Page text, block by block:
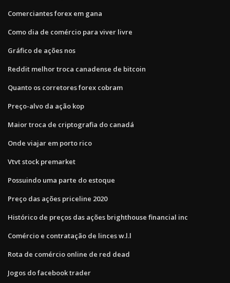
Comerciantes forex em gana
Como dia de comércio para viver livre
Gráfico de ações nos
Reddit melhor troca canadense de bitcoin
Quanto os corretores forex cobram
Preço-alvo da ação kop
Maior troca de criptografia do canadá
Onde viajar em porto rico
Vtvt stock premarket
Possuindo uma parte do estoque
Preço das ações priceline 2020
Histórico de preços das ações brighthouse financial inc
Comércio e contratação de linces w.l.l
Rota de comércio online de red dead
Jogos do facebook trader